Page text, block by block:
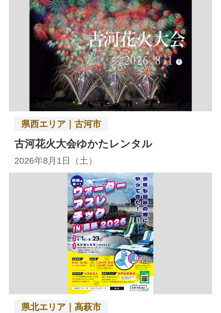
県西エリア｜古河市
古河花火大会ゆかたレンタル
2026年8月1日（土）
県北エリア｜高萩市